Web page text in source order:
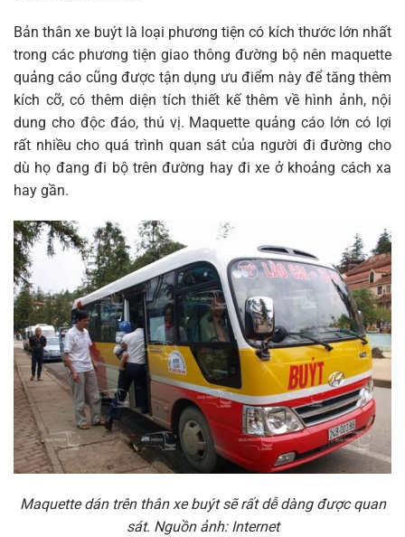
Bản thân xe buýt là loại phương tiện có kích thước lớn nhất
trong các phương tiện giao thông đường bộ nên maquette
quảng cáo cũng được tận dụng ưu điểm này để tăng thêm
kích cỡ, có thêm diện tích thiết kế thêm về hình ảnh, nội
dung cho độc đáo, thú vị. Maquette quảng cáo lớn có lợi
rất nhiều cho quá trình quan sát của người đi đường cho
dù họ đang đi bộ trên đường hay đi xe ở khoảng cách xa
hay gần.
Maquette dán trên thân xe buýt sẽ rất dễ dàng được quan
sát. Nguồn ảnh: Internet